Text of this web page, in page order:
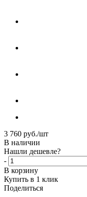
3 760 руб./шт
В наличии
Нашли дешевле?
-
В корзину
Купить в 1 клик
Поделиться